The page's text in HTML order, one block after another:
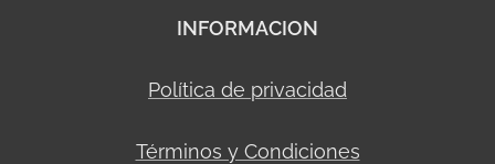
INFORMACION
Política de privacidad
Términos y Condiciones